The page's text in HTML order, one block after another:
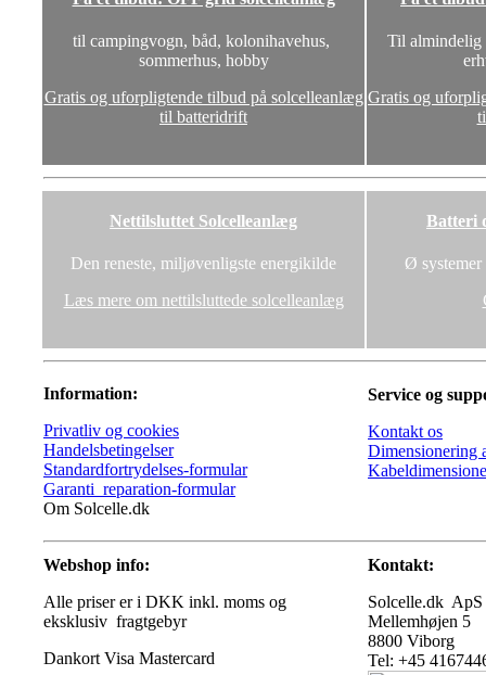
til campingvogn, båd, kolonihavehus,
sommerhus, hobby
Gratis og uforpligtende tilbud på solcelleanlæg
til batteridrift
Til almindelig
Gratis og
Nettilsluttet Solcelleanlæg
Den reneste, miljøvenligste energikilde
Læs mere om nettilsluttede solcelleanlæg
Batteri
Ø
Information:
Privatliv og cookies
Handelsbetingelser
Standardfortrydelses-formular
Garanti_reparation-formular
Om Solcelle.dk
Service og
Kontakt os
Dimensionering
Webshop info:
Alle priser er i DKK inkl. moms og
eksklusiv fragtgebyr
Kontakt:
Solcelle.dk ApS
Mellemhøjen 5
8800 Viborg
Tel: +45